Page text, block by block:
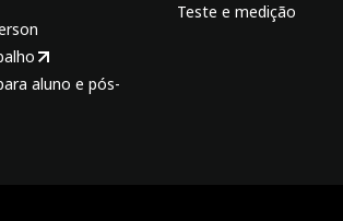
aluno e pós-
Teste e medição